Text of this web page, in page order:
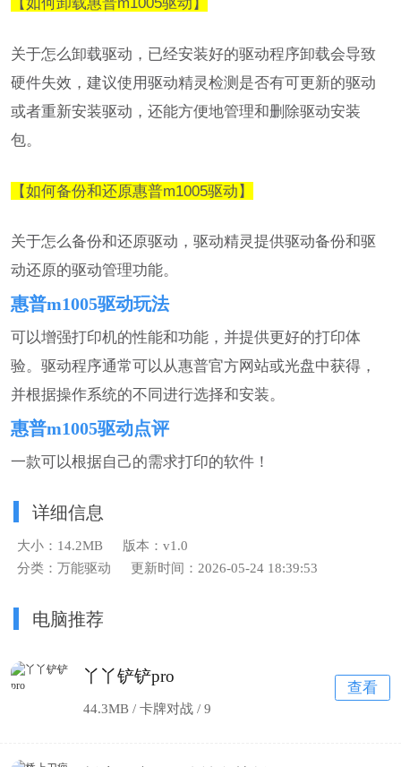
关于怎么卸载驱动，已经安装好的驱动程序卸载会导致
硬件失效，建议使用驱动精灵检测是否有可更新的驱动
或者重新安装驱动，还能方便地管理和删除驱动安装
包。
【如何备份和还原惠普m1005驱动】
关于怎么备份和还原驱动，驱动精灵提供驱动备份和驱
动还原的驱动管理功能。
惠普m1005驱动玩法
可以增强打印机的性能和功能，并提供更好的打印体
验。驱动程序通常可以从惠普官方网站或光盘中获得，
并根据操作系统的不同进行选择和安装。
惠普m1005驱动点评
一款可以根据自己的需求打印的软件！
详细信息
大小：14.2MB
版本：v1.0
分类：万能驱动
更新时间：2026-05-24 18:39:53
电脑推荐
丫丫铲铲pro
44.3MB / 卡牌对战 /9
查看